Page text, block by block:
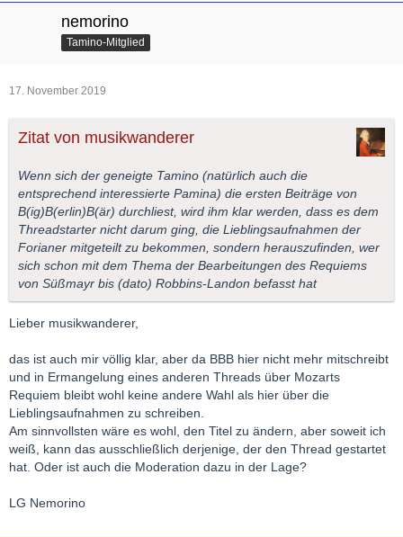
nemorino
Tamino-Mitglied
17. November 2019
Zitat von musikwanderer
Wenn sich der geneigte Tamino (natürlich auch die
entsprechend interessierte Pamina) die ersten Beiträge von
B(ig)B(erlin)B(är) durchliest, wird ihm klar werden, dass es dem
Threadstarter nicht darum ging, die Lieblingsaufnahmen der
Forianer mitgeteilt zu bekommen, sondern herauszufinden, wer
sich schon mit dem Thema der Bearbeitungen des Requiems
von Süßmayr bis (dato) Robbins-Landon befasst hat
Lieber musikwanderer,
das ist auch mir völlig klar, aber da BBB hier nicht mehr mitschreibt
und in Ermangelung eines anderen Threads über Mozarts
Requiem bleibt wohl keine andere Wahl als hier über die
Lieblingsaufnahmen zu schreiben.
Am sinnvollsten wäre es wohl, den Titel zu ändern, aber soweit ich
weiß, kann das ausschließlich derjenige, der den Thread gestartet
hat. Oder ist auch die Moderation dazu in der Lage?
LG Nemorino